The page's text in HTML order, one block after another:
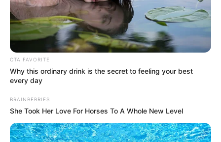
Pengumuman tersebut disampaikan melalui televisi pemerintah
Aljazair, yang melaporkan bahwa pilot Aljazair saat ini sedang
menjalani pelatihan di Rusia, dengan pengiriman diharapkan
akan dimulai akhir tahun ini.
Pada bulan November 2024, pejabat Rusia mengklaim bahwa
perjanjian ekspor pertama telah ditandatangani, meskipun
mereka menyembunyikan rincian tentang negara pembeli.
Afrika Utara itu merupakan salah satu pihak yang paling
CTA FAVORITE
Why this ordinary drink is the secret to feeling your best
every day
BRAINBERRIES
She Took Her Love For Horses To A Whole New Level